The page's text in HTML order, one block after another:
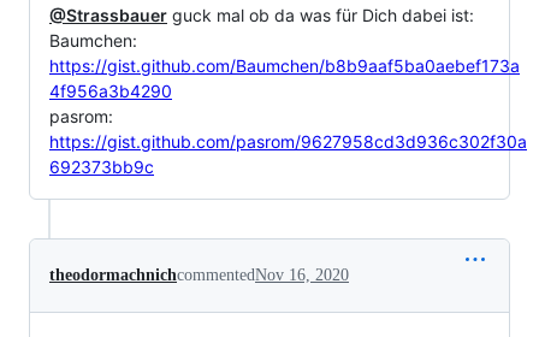
@Strassbauer guck mal ob da was für Dich dabei ist:
Baumchen:
https://gist.github.com/Baumchen/b8b9aaf5ba0aebef173a
4f956a3b4290
pasrom:
https://gist.github.com/pasrom/9627958cd3d936c302f30a
692373bb9c
theodormachnichcommentedNov 16, 2020